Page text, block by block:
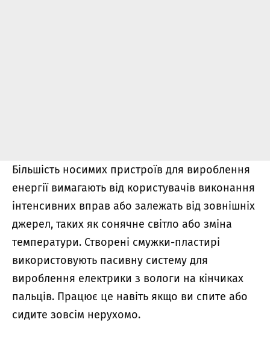
Більшість носимих пристроїв для вироблення
енергії вимагають від користувачів виконання
інтенсивних вправ або залежать від зовнішніх
джерел, таких як сонячне світло або зміна
температури. Створені смужки-пластирі
використовують пасивну систему для
вироблення електрики з вологи на кінчиках
пальців. Працює це навіть якщо ви спите або
сидите зовсім нерухомо.